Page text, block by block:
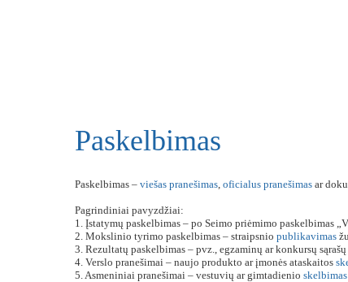
Paskelbimas
Paskelbimas – viešas pranešimas, oficialus pranešimas ar
Pagrindiniai pavyzdžiai:
1. Įstatymų paskelbimas – po Seimo priėmimo paskelbimas
2. Mokslinio tyrimo paskelbimas – straipsnio publikavimas
3. Rezultatų paskelbimas – pvz., egzaminų ar konkursų sąrašų
4. Verslo pranešimai – naujo produkto ar įmonės ataskaitos
5. Asmeniniai pranešimai – vestuvių ar gimtadienio skelbimas